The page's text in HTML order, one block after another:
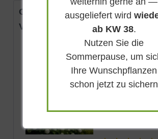
Großblumiger Duft-Schneeball
Viburnum carlcephalum
Weiß
Sonnig-
Mai
ausgeliefert wird
ab KW 38.
Nutzen Sie die
Sommerpause, um
Ihre Wunschpflanzen
schon jetzt zu sichern